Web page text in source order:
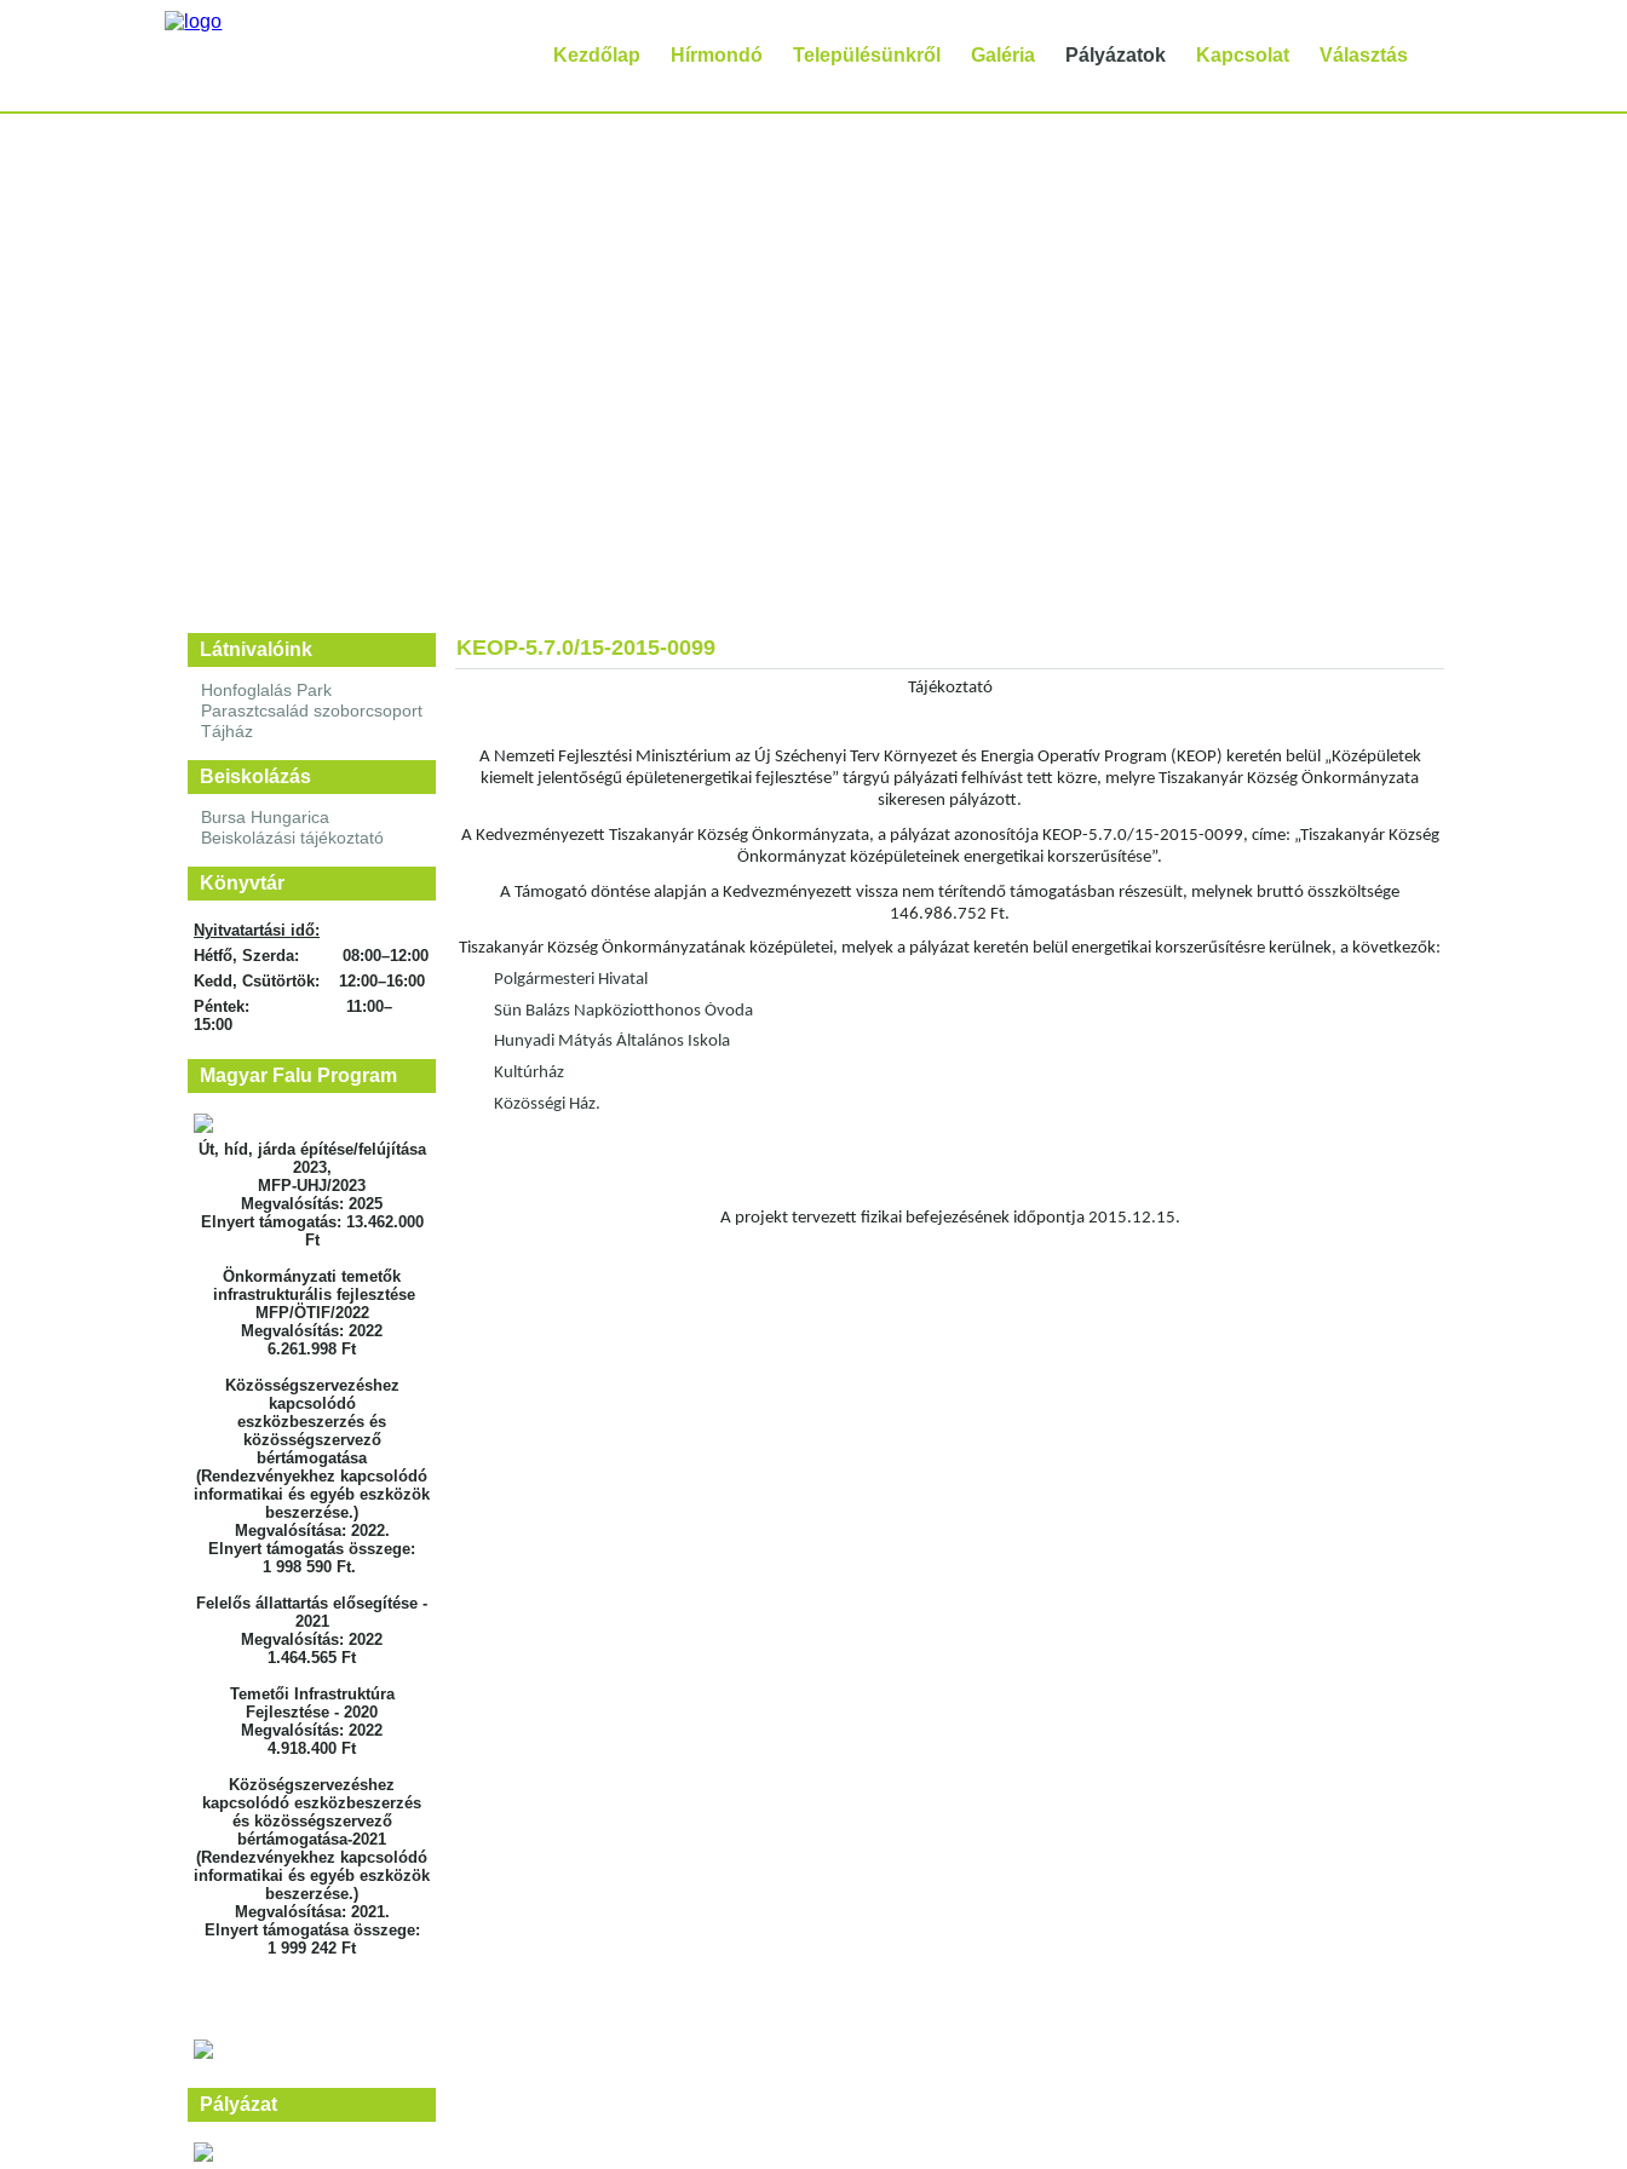
Kezdőlap Hírmondó Településünkről Galéria Pályázatok Kapcsolat Választás
Látnivalóink
Honfoglalás Park
Parasztcsalád szoborcsoport
Tájház
Beiskolázás
Bursa Hungarica
Beiskolázási tájékoztató
Könyvtár
Nyitvatartási idő:
Hétfő, Szerda: 08:00–12:00
Kedd, Csütörtök: 12:00–16:00
Péntek: 11:00–
15:00
Magyar Falu Program
Út, híd, járda építése/felújítása
2023,
MFP-UHJ/2023
Megvalósítás: 2025
Elnyert támogatás: 13.462.000
Ft
Önkormányzati temetők
infrastrukturális fejlesztése
MFP/ÖTIF/2022
Megvalósítás: 2022
6.261.998 Ft
Közösségszervezéshez
kapcsolódó
eszközbeszerzés és
közösségszervező
bértámogatása
(Rendezvényekhez kapcsolódó
informatikai és egyéb eszközök
beszerzése.)
Megvalósítása: 2022.
Elnyert támogatás összege:
1 998 590 Ft.
Felelős állattartás elősegítése -
2021
Megvalósítás: 2022
1.464.565 Ft
Temetői Infrastruktúra
Fejlesztése - 2020
Megvalósítás: 2022
4.918.400 Ft
Közöségszervezéshez
kapcsolódó eszközbeszerzés
és közösségszervező
bértámogatása-2021
(Rendezvényekhez kapcsolódó
informatikai és egyéb eszközök
beszerzése.)
Megvalósítása: 2021.
Elnyert támogatása összege:
1 999 242 Ft
Pályázat
KEOP-5.7.0/15-2015-0099
Tájékoztató
A Nemzeti Fejlesztési Minisztérium az Új Széchenyi Terv Környezet és Energia Operatív Program (KEOP) keretén belül „Középületek
kiemelt jelentőségű épületenergetikai fejlesztése” tárgyú pályázati felhívást tett közre, melyre Tiszakanyár Község Önkormányzata
sikeresen pályázott.
A Kedvezményezett Tiszakanyár Község Önkormányzata, a pályázat azonosítója KEOP-5.7.0/15-2015-0099, címe: „Tiszakanyár Község
Önkormányzat középületeinek energetikai korszerűsítése”.
A Támogató döntése alapján a Kedvezményezett vissza nem térítendő támogatásban részesült, melynek bruttó összköltsége
146.986.752 Ft.
Tiszakanyár Község Önkormányzatának középületei, melyek a pályázat keretén belül energetikai korszerűsítésre kerülnek, a következők:
Polgármesteri Hivatal
Sün Balázs Napköziotthonos Óvoda
Hunyadi Mátyás Általános Iskola
Kultúrház
Közösségi Ház.
A projekt tervezett fizikai befejezésének időpontja 2015.12.15.